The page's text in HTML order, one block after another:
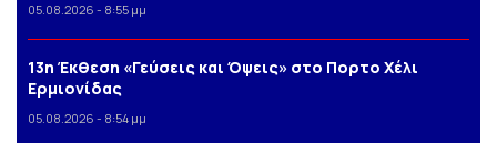
05.08.2026 - 8:55 μμ
13η Έκθεση «Γεύσεις και Όψεις» στο Πορτο Xέλι
Ερμιονίδας
05.08.2026 - 8:54 μμ